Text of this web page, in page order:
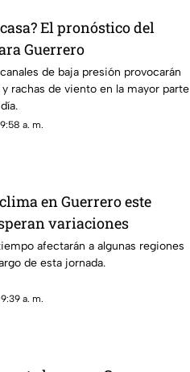
El pronóstico del
Guerrero
de baja presión provocarán
rachas de viento en la mayor parte
a. m.
en Guerrero este
variaciones
afectarán a algunas regiones
de esta jornada.
a. m.